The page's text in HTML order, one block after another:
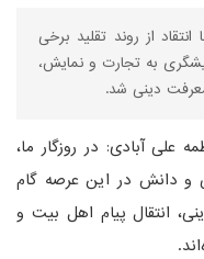
از روند تقلید برخی
به تجارت و نمایش،
دینی شد.
علی آبادی: در روزگار ما،
و دانش در این عرصه گام
انتقال پیام اهل بیت و